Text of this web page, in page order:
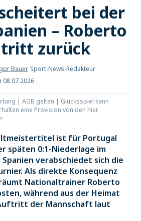
bei der
– Roberto
zurück
Bauer, Sport-News-Redakteur
08.07.2026
| AGB gelten | Glücksspiel kann
eine Provision von den hier
ist für Portugal
späten 0:1-Niederlage im
verabschiedet sich die
Als direkte Konsequenz
Nationaltrainer Roberto
während aus der Heimat
der Mannschaft laut